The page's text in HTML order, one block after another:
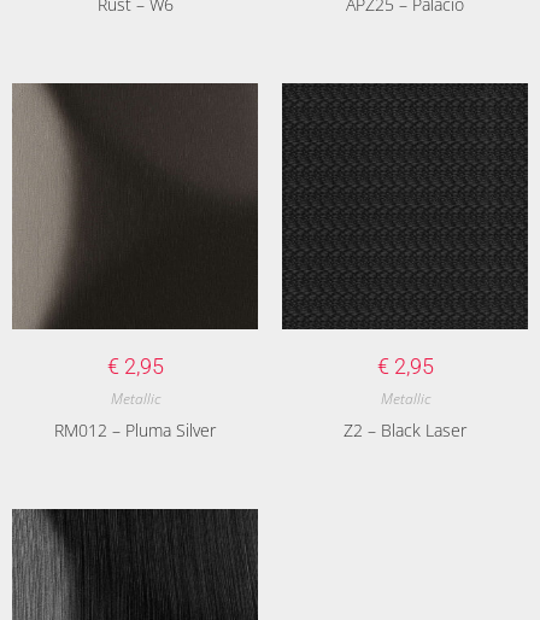
€ 2,95
Metallic
RM012 – Pluma Silver
€ 2,95
Metallic
Z2 – Black Laser